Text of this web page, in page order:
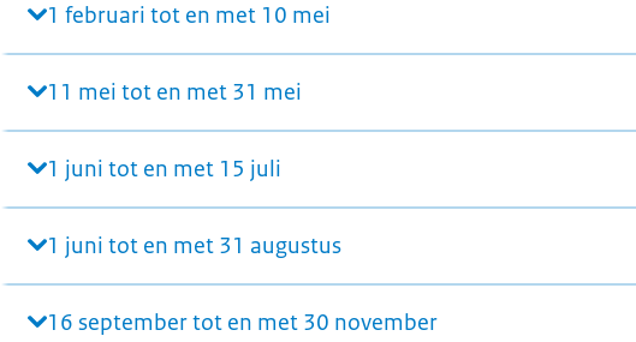
1 februari tot en met 10 mei
11 mei tot en met 31 mei
1 juni tot en met 15 juli
1 juni tot en met 31 augustus
16 september tot en met 30 november